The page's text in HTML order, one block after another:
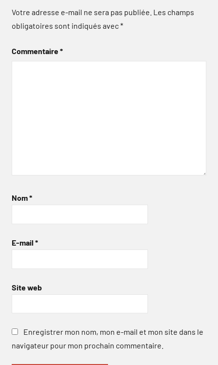
Votre adresse e-mail ne sera pas publiée. Les champs
obligatoires sont indiqués avec*
Commentaire*
Nom*
E-mail *
Site web
Enregistrer mon nom, mon e-mail et mon site dans le
navigateur pour mon prochain commentaire.